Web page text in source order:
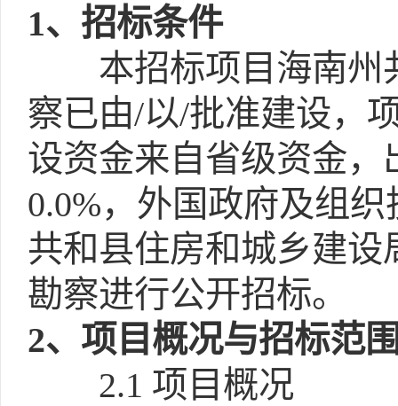
1、招标条件
本招标项目海南州
察已由/以/批准建设，
设资金来自省级资金，
0.0%，外国政府及组
共和县住房和城乡建
勘察进行公开招标。
2、项目概况与招标范
2.1 项目概况